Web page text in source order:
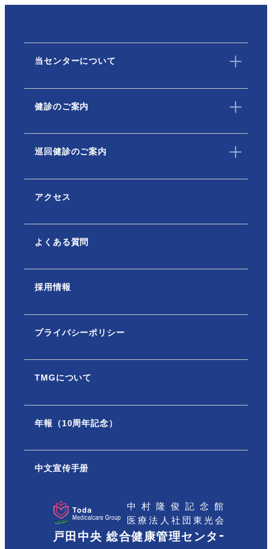
当センターについて
健診のご案内
巡回健診のご案内
アクセス
よくある質問
採用情報
プライバシーポリシー
TMGについて
年報（10周年記念）
中文宣传手册